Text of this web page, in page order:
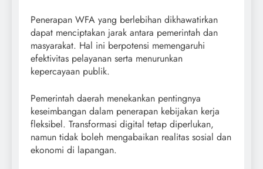
Penerapan WFA yang berlebihan dikhawatirkan
dapat menciptakan jarak antara pemerintah dan
masyarakat. Hal ini berpotensi memengaruhi
efektivitas pelayanan serta menurunkan
kepercayaan publik.
Pemerintah daerah menekankan pentingnya
keseimbangan dalam penerapan kebijakan kerja
fleksibel. Transformasi digital tetap diperlukan,
namun tidak boleh mengabaikan realitas sosial dan
ekonomi di lapangan.